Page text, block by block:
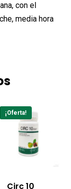
con el
media hora
¡Oferta!
Circ 10